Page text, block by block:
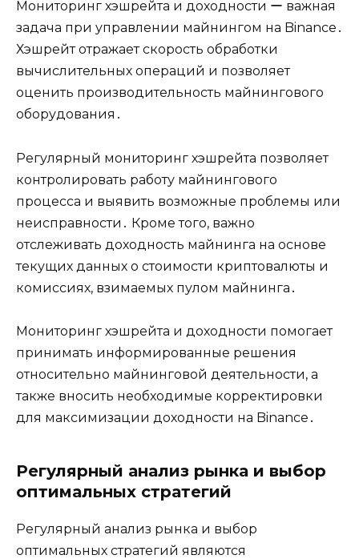
Мониторинг хэшрейта и доходности ー важная
задача при управлении майнингом на Binance․
Хэшрейт отражает скорость обработки
вычислительных операций и позволяет
оценить производительность майнингового
оборудования․
Регулярный мониторинг хэшрейта позволяет
контролировать работу майнингового
процесса и выявить возможные проблемы или
неисправности․ Кроме того, важно
отслеживать доходность майнинга на основе
текущих данных о стоимости криптовалюты и
комиссиях, взимаемых пулом майнинга․
Мониторинг хэшрейта и доходности помогает
принимать информированные решения
относительно майнинговой деятельности, а
также вносить необходимые корректировки
для максимизации доходности на Binance․
Регулярный анализ рынка и выбор
оптимальных стратегий
Регулярный анализ рынка и выбор
оптимальных стратегий являются